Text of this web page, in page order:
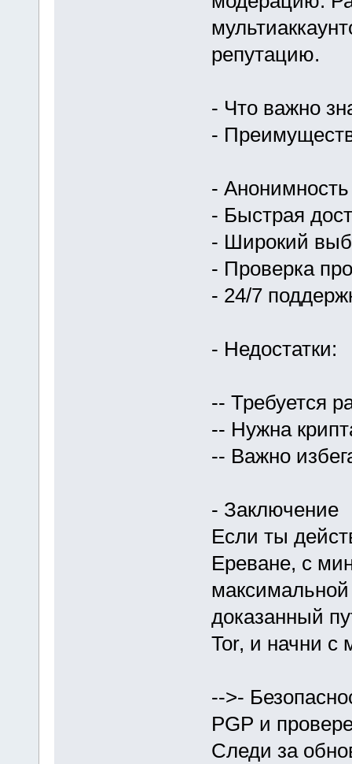
репутацию.
- Что важно
-
- Анонимность
- Быстрая
- Широкий
- Проверка
- 24/7
- Недостатки:
-- Требуется
-- Нужна
-- Важно
- Заключение
Если ты
Ереване, с
доказанный
Tor, и начни с
-->-
PGP и
Следи за